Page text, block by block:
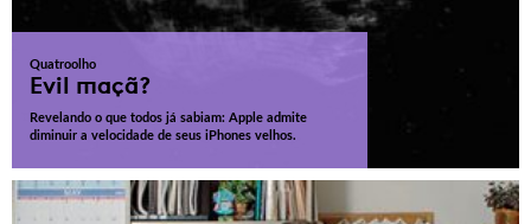
Quatroolho
Evil maçã?
Revelando o que todos já sabiam: Apple admite
diminuir a velocidade de seus iPhones velhos.